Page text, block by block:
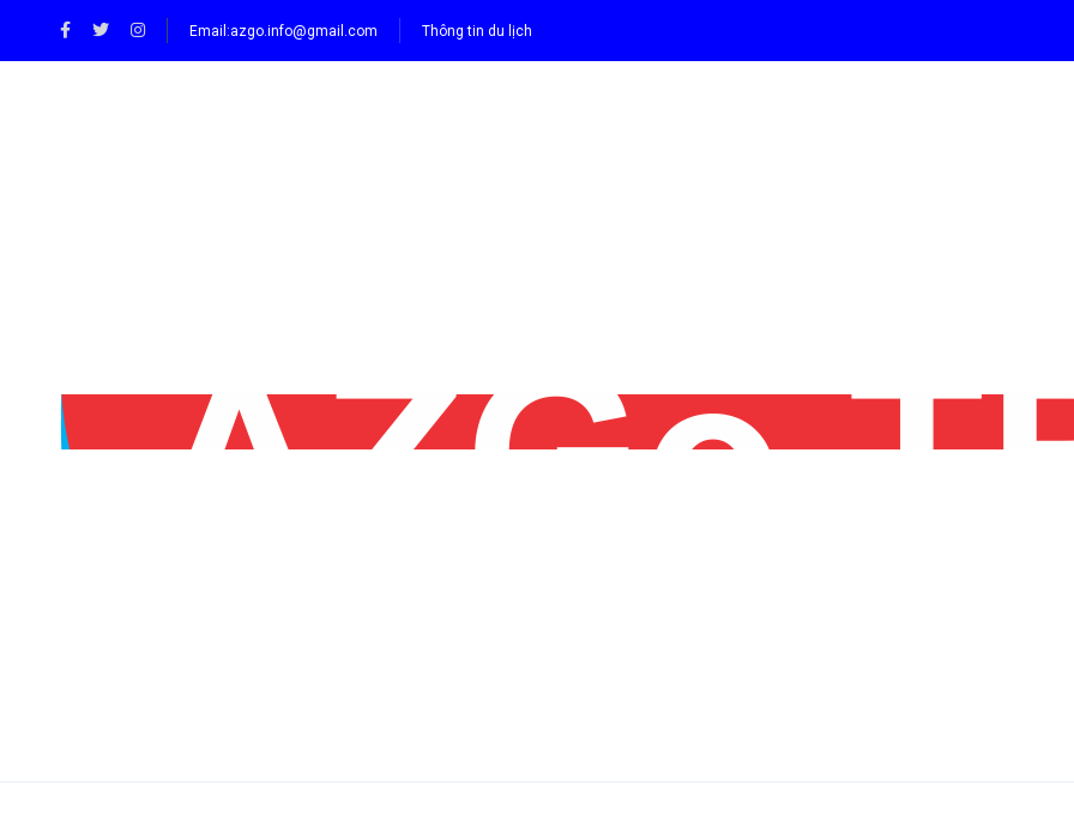
Email:azgo.info@gmail.com Thông tin du lịch